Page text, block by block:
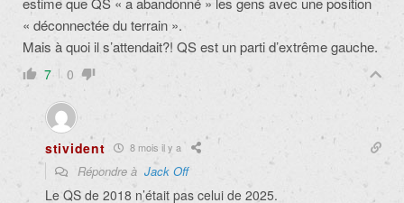
« déconnectée du terrain ».
Mais à quoi il s’attendait?! QS est un parti d’extrême gauche.
7 0
stivident 8 mois il y a
Répondre à Jack Off
Le QS de 2018 n’était pas celui de 2025.